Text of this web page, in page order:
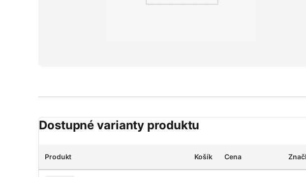
Dostupné varianty produktu
Produkt Košík Cena